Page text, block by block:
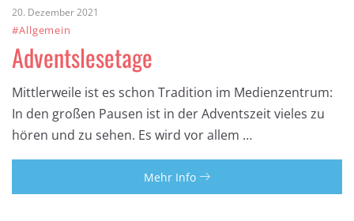
20. Dezember 2021
#Allgemein
Adventslesetage
Mittlerweile ist es schon Tradition im Medienzentrum:
In den großen Pausen ist in der Adventszeit vieles zu
hören und zu sehen. Es wird vor allem …
Mehr Info